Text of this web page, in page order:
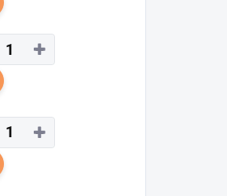
košíka
+
košíka
+
košíka